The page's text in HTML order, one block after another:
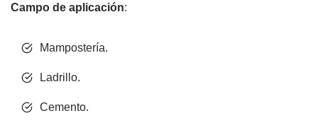
Campo de aplicación:
Mampostería.
Ladrillo.
Cemento.